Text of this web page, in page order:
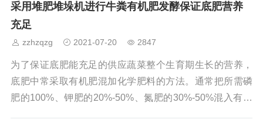
改良土壤，提高养分的吸收利用率；另一方面生物菌肥可
起到以菌抑菌预防根部病害以及重茬危害的效果。采用堆
肥堆垛机进行牛粪发酵，并加入微生物菌株促进牛粪发酵
过程。牛粪和细菌被均匀搅拌和堆放在所建的发酵罐中。
当材料上升到一定温度时，用饺子机将其
采用堆肥堆垛机进行牛粪有机肥发酵保证底肥营养
充足
zzhzqzg 2021-07-20 2847
为了保证底肥能充足的供应蔬菜整个生育期生长的营养，
底肥中常采取有机肥混加化学肥料的方法。通常把所需磷
肥的100%、钾肥的20%-50%、氮肥的30%-50%混入有机